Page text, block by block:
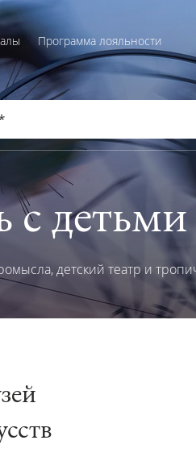
Программа лояльности
с
детский театр и